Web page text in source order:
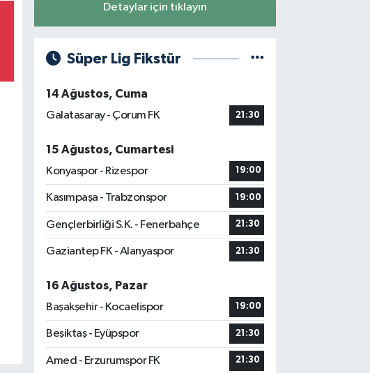
Detaylar için tıklayın
Süper Lig Fikstür
14 Ağustos, Cuma
Galatasaray - Çorum FK
21:30
15 Ağustos, Cumartesi
Konyaspor - Rizespor
19:00
Kasımpaşa - Trabzonspor 19:00
Gençlerbirliği S.K. - Fenerbahçe 21:30
Gaziantep FK - Alanyaspor 21:30
16 Ağustos, Pazar
Başakşehir - Kocaelispor
19:00
Beşiktaş - Eyüpspor 21:30
Amed - Erzurumspor FK 21:30